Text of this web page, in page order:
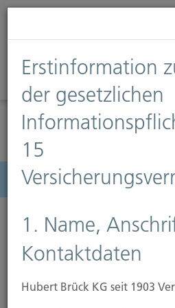
Diese Webseite verwendet
Informationen finden Sie auf
Diese Nachricht nicht
Menü
Erstinformation
der gesetzlichen
15
1. Name,
Kontaktdaten
Hubert Brück KG seit 1903